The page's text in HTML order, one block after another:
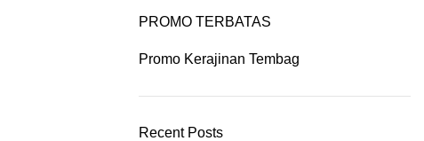
PROMO TERBATAS
Promo Kerajinan Tembag
Recent Posts